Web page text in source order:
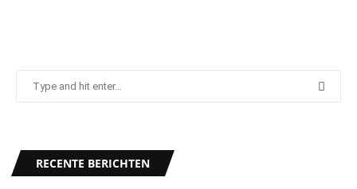
De juiste maaltijd voor een goede
hardloopsessie
RECENTE BERICHTEN